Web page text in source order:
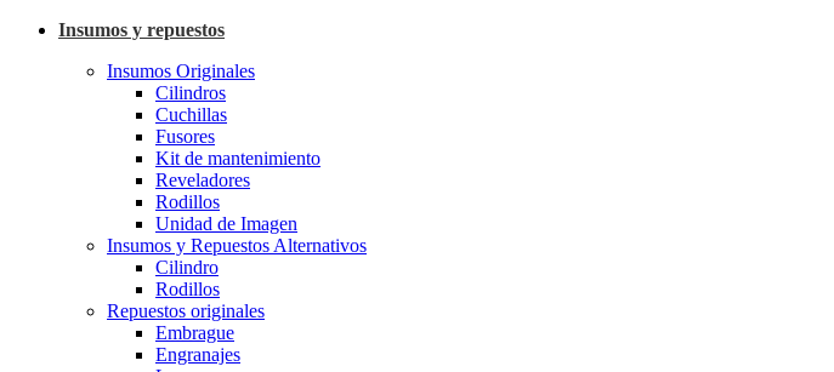
Insumos y repuestos
Insumos Originales
Cilindros
Cuchillas
Fusores
Kit de mantenimiento
Reveladores
Rodillos
Unidad de Imagen
Insumos y Repuestos Alternativos
Cilindro
Rodillos
Repuestos originales
Embrague
Engranajes